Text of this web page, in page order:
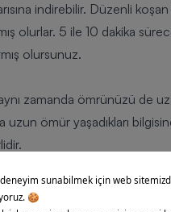
indirebilir. Düzenli
olurlar. 5 ile 10 dakika
olursunuz.
zamanda ömrünüzü de
ömür yaşadıkları